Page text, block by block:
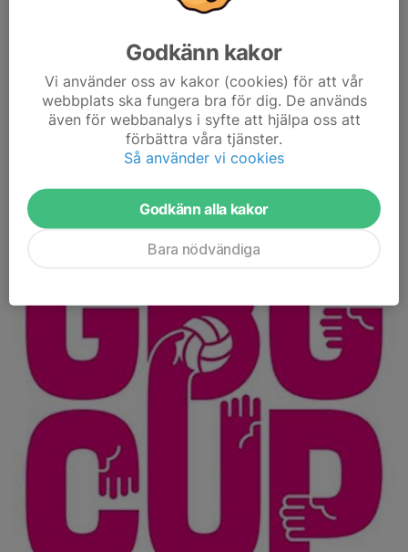
Partille Cup. Vilket år vi har haft! Att få vara med om den resa
tillsammans som lag är fantastiskt!
Läs mer
1 jul, 22:22 0 kommentarer
Godkänn kakor
Vi använder oss av kakor (cookies) för att vår
webbplats ska fungera bra för dig. De används
även för webbanalys i syfte att hjälpa oss att
förbättra våra tjänster.
Så använder vi cookies
Godkänn alla kakor
Bara nödvändiga